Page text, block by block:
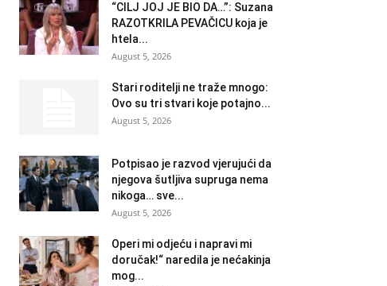
“CILJ JOJ JE BIO DA…”: Suzana
RAZOTKRILA PEVAČICU koja je
htela...
August 5, 2026
Stari roditelji ne traže mnogo:
Ovo su tri stvari koje potajno...
August 5, 2026
Potpisao je razvod vjerujući da
njegova šutljiva supruga nema
nikoga… sve...
August 5, 2026
Operi mi odjeću i napravi mi
doručak!“ naredila je nećakinja
mog...